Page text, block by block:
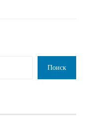
Поиск